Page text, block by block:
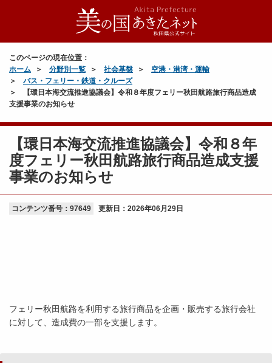
このページの現在位置：
ホーム
分野別一覧 社会基盤
空港・港湾・運輸
バス・フェリー・鉄道・クルーズ
【環日本海交流推進協議会】令和８年度フェリー秋田航路旅行商品造成
支援事業のお知らせ
【環日本海交流推進協議会】令和８年
度フェリー秋田航路旅行商品造成支援
事業のお知らせ
コンテンツ番号：97649 更新日： 2026年06月29日
フェリー秋田航路を利用する旅行商品を企画・販売する旅行会社
に対して、造成費の一部を支援します。